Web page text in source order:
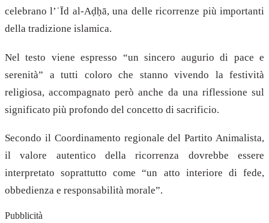
celebrano l’ʿĪd al-Aḍḥā, una delle ricorrenze più importanti
della tradizione islamica.
Nel testo viene espresso “un sincero augurio di pace e
serenità” a tutti coloro che stanno vivendo la festività
religiosa, accompagnato però anche da una riflessione sul
significato più profondo del concetto di sacrificio.
Secondo il Coordinamento regionale del Partito Animalista,
il valore autentico della ricorrenza dovrebbe essere
interpretato soprattutto come “un atto interiore di fede,
obbedienza e responsabilità morale”.
Pubblicità